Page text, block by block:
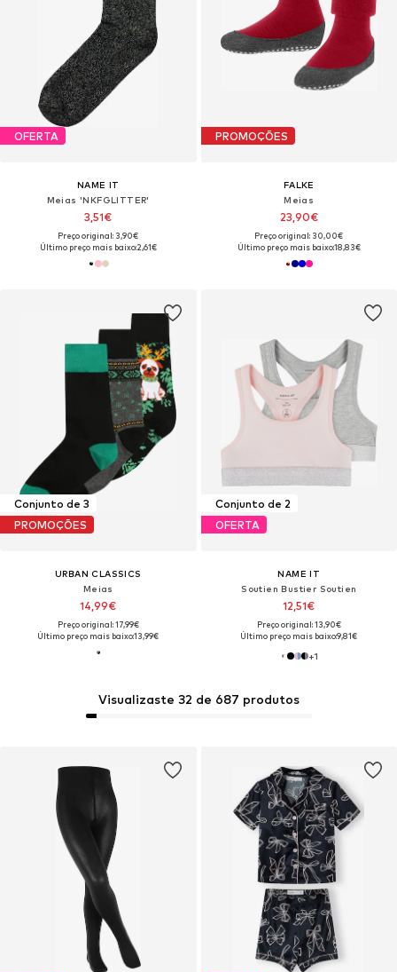
OFERTA
NAME IT
Meias 'NKFGLITTER'
3,51€
Preço original: 3,90€
Último preço mais baixo:2,61€
PROMOÇÕES
FALKE
Meias
23,90€
Preço original: 30,00€
Último preço mais baixo:18,83€
Conjunto de 3
PROMOÇÕES
URBAN CLASSICS
Meias
14,99€
Preço original: 17,99€
Último preço mais baixo:13,99€
Conjunto de 2
OFERTA
NAME IT
Soutien Bustier Soutien
12,51€
Preço original: 13,90€
Último preço mais baixo:9,81€
+1
Visualizaste 32 de 687 produtos